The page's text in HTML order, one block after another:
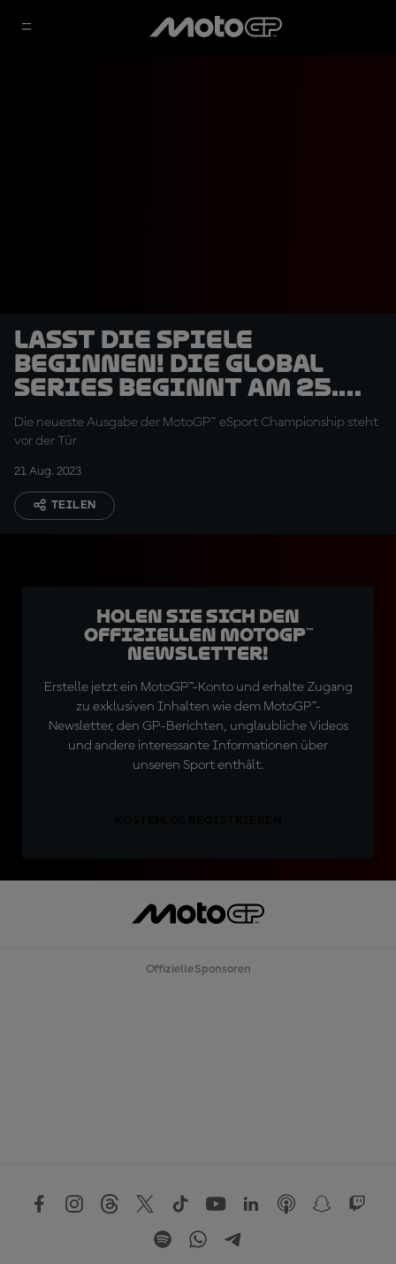
Lasst die Spiele
beginnen! Die Global
Series beginnt am 25.
August
Die neueste Ausgabe der MotoGP™ eSport Championship steht
vor der Tür
21 Aug. 2023
TEILEN
Holen Sie sich den
offiziellen MotoGP™
Newsletter!
Erstelle jetzt ein MotoGP™-Konto und erhalte Zugang
zu exklusiven Inhalten wie dem MotoGP™-
Newsletter, den GP-Berichten, unglaubliche Videos
und andere interessante Informationen über
unseren Sport enthält.
Offizielle Sponsoren